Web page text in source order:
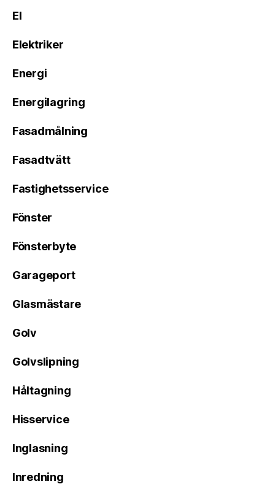
El
Elektriker
Energi
Energilagring
Fasadmålning
Fasadtvätt
Fastighetsservice
Fönster
Fönsterbyte
Garageport
Glasmästare
Golv
Golvslipning
Håltagning
Hisservice
Inglasning
Inredning